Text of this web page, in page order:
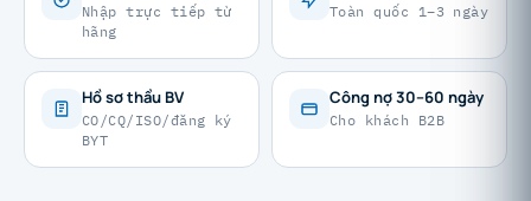
Nhập trực tiếp từ
hãng
Toàn quốc 1–3 ngày
Hồ sơ thầu BV
CO/CQ/ISO/đăng ký
BYT
Công nợ 30–60 ngày
Cho khách B2B